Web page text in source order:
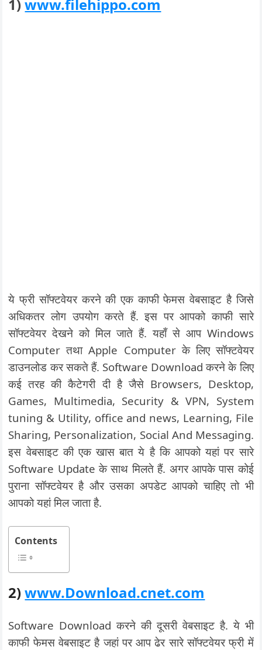
1)www.filehippo.com
ये फ्री सॉफ्टवेयर करने की एक काफी फेमस वेबसाइट है जिसे
अधिकतर लोग उपयोग करते हैं. इस पर आपको काफी सारे
सॉफ्टवेयर देखने को मिल जाते हैं. यहाँ से आप Windows
Computer तथा Apple Computer के लिए सॉफ्टवेयर
डाउनलोड कर सकते हैं. Software Download करने के लिए
कई तरह की कैटेगरी दी है जैसे Browsers, Desktop,
Games, Multimedia, Security & VPN, System
tuning & Utility, office and news, Learning, File
Sharing, Personalization, Social And Messaging.
इस वेबसाइट की एक खास बात ये है कि आपको यहां पर सारे
Software Update के साथ मिलते हैं. अगर आपके पास कोई
पुराना सॉफ्टवेयर है और उसका अपडेट आपको चाहिए तो भी
आपको यहां मिल जाता है.
Contents
2)www.Download.cnet.com
Software Download करने की दूसरी वेबसाइट है. ये भी
काफी फेमस वेबसाइट है जहां पर आप ढेर सारे सॉफ्टवेयर फ्री में